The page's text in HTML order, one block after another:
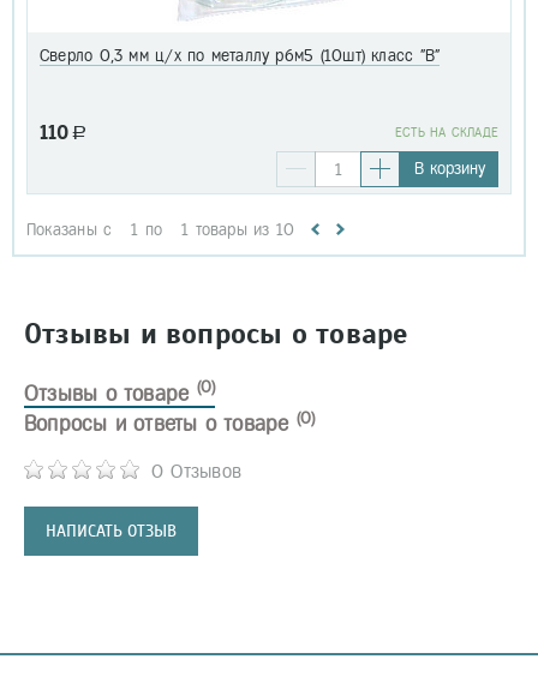
Сверло 0,3 мм ц/х по металлу р6м5 (10шт) класс "В"
110 a EСТЬ НА СКЛАДЕ
В корзину
Показаны с 1 по 1 товары из 10
Отзывы и вопросы о товаре
Отзывы о товаре (0)
0 Отзывов
НАПИСАТЬ ОТЗЫВ
Вопросы и ответы о товаре (0)